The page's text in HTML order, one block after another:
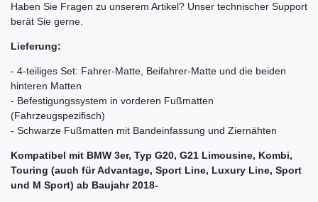
Haben Sie Fragen zu unserem Artikel? Unser technischer Support
berät Sie gerne.
Lieferung:
- 4-teiliges Set: Fahrer-Matte, Beifahrer-Matte und die beiden
hinteren Matten
- Befestigungssystem in vorderen Fußmatten
(Fahrzeugspezifisch)
- Schwarze Fußmatten mit Bandeinfassung und Ziernähten
Kompatibel mit BMW 3er, Typ G20, G21 Limousine, Kombi,
Touring (auch für Advantage, Sport Line, Luxury Line, Sport
und M Sport) ab Baujahr 2018-